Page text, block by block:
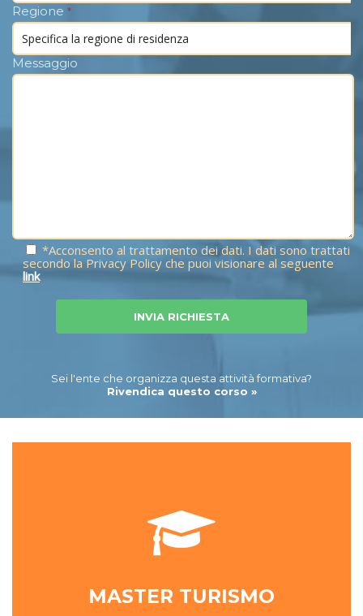
Regione *
Messaggio
*Acconsento al trattamento dei dati. I dati sono trattati
secondo la Privacy Policy che puoi visionare al seguente
link
Sei l'ente che organizza questa attività formativa?
Rivendica questo corso »
MASTER TURISMO